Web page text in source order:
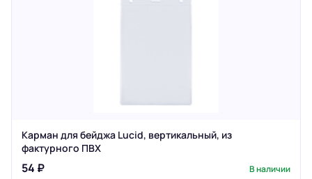
Карман для бейджа Lucid, вертикальный, из
фактурного ПВХ
54 ₽ В наличии